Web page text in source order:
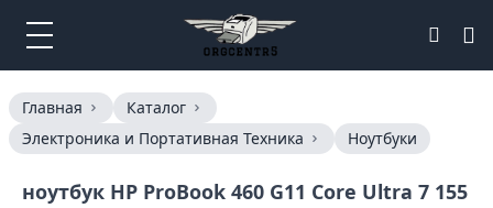
Главная
Каталог
Электроника и Портативная Техника
Ноутбуки
ноутбук HP ProBook 460 G11 Core Ultra 7 155